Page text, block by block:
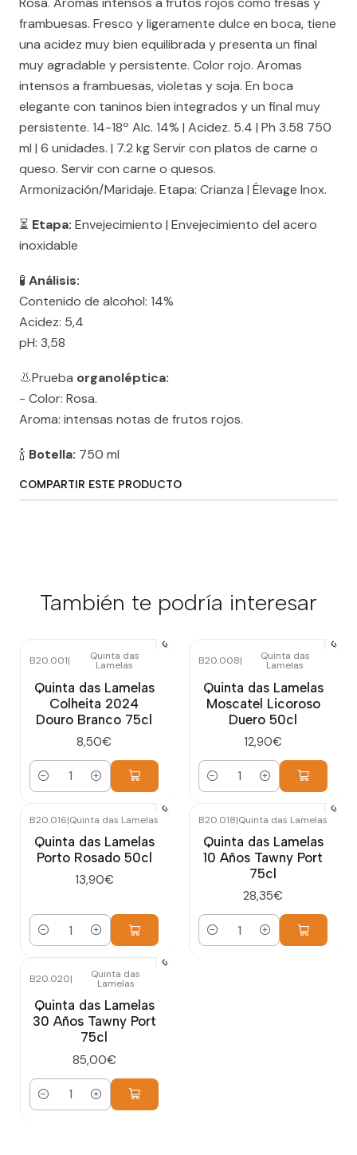
frambuesas. Fresco y ligeramente dulce en boca, tiene
una acidez muy bien equilibrada y presenta un final
muy agradable y persistente. Color rojo. Aromas
intensos a frambuesas, violetas y soja. En boca
elegante con taninos bien integrados y un final muy
persistente. 14-18º Alc. 14% | Acidez. 5.4 | Ph 3.58 750
ml | 6 unidades. | 7.2 kg Servir con platos de carne o
queso. Servir con carne o quesos.
Armonización/Maridaje. Etapa: Crianza | Élevage Inox.
⏳ Etapa: Envejecimiento | Envejecimiento del acero
inoxidable
🧪 Análisis:
Contenido de alcohol: 14%
Acidez: 5,4
pH: 3,58
👃Prueba organoléptica:
- Color: Rosa.
Aroma: intensas notas de frutos rojos.
🍾 Botella: 750 ml
COMPARTIR ESTE PRODUCTO
También te podría interesar
B20.001| Quinta das
Lamelas
Quinta das Lamelas
Colheita 2024
Douro Branco 75cl
8,50€
Cantidad
B20.008| Quinta das
Lamelas
Quinta das Lamelas
Moscatel Licoroso
Duero 50cl
12,90€
Cantidad
B20.016|Quinta das Lamelas
Quinta das Lamelas
Porto Rosado 50cl
13,90€
Cantidad
B20.018|Quinta das Lamelas
Quinta das Lamelas
10 Años Tawny Port
75cl
28,35€
Cantidad
B20.020| Quinta das
Lamelas
Quinta das Lamelas
30 Años Tawny Port
75cl
85,00€
Cantidad